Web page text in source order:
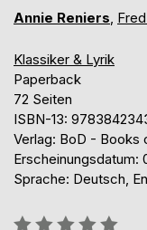
Annie Reniers
Klassiker & Lyrik
Paperback
72 Seiten
ISBN-13:
Verlag: BoD - Books
Erscheinungsdatum:
Sprache: Deutsch,
Bewertung::